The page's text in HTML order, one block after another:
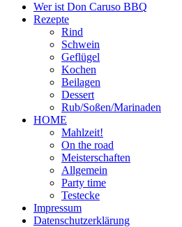
Wer ist Don Caruso BBQ
Rezepte
Rind
Schwein
Geflügel
Kochen
Beilagen
Dessert
Rub/Soßen/Marinaden
HOME
Mahlzeit!
On the road
Meisterschaften
Allgemein
Party time
Testecke
Impressum
Datenschutzerklärung